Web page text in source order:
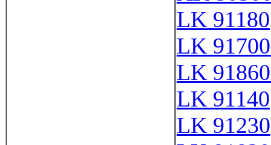
LK 91180
LK
LK
LK 91140
LK 91230